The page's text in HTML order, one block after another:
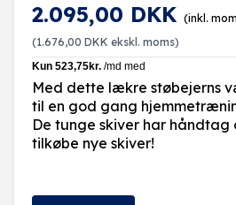
2.095,00 DKK (inkl.
(1.676,00 DKK ekskl. moms)
Med dette lækre støbejerns
til en god gang
De tunge skiver har
tilkøbe nye skiver!